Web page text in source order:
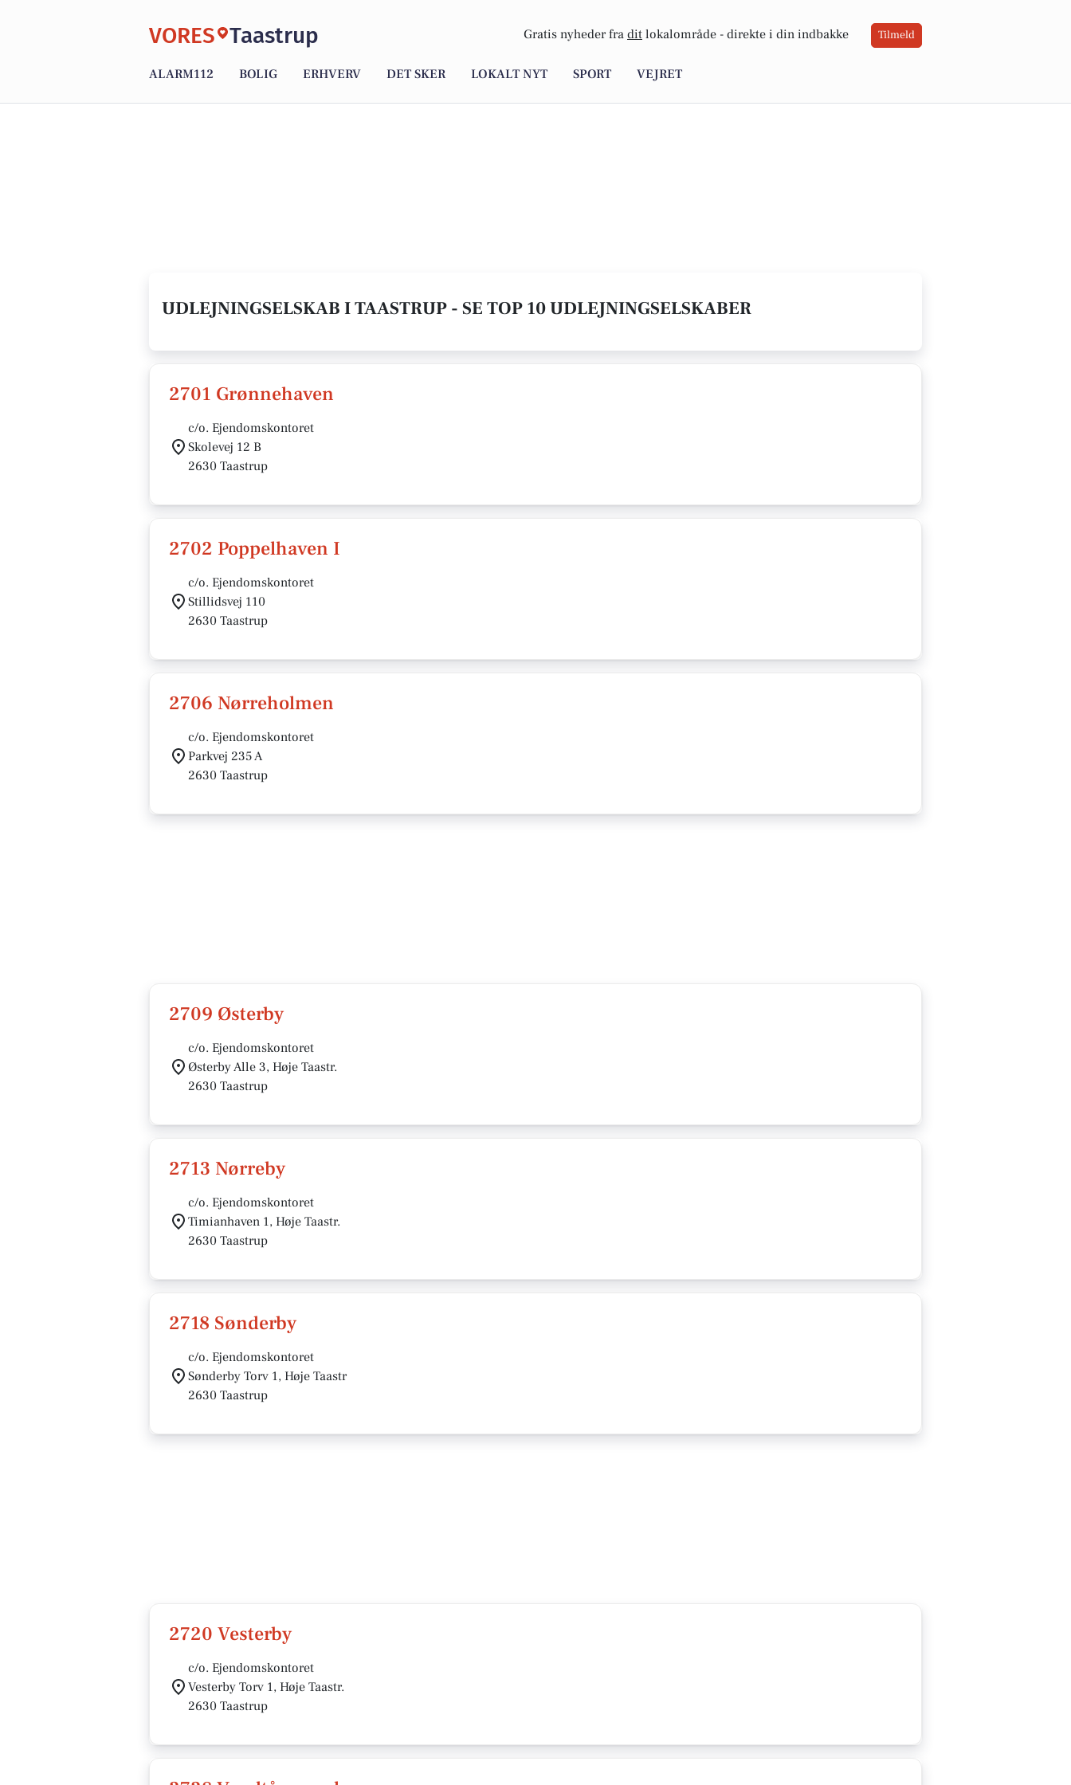
VORES Taastrup Gratis nyheder fra dit lokalområde - direkte i din indbakke Tilmeld
ALARM112 BOLIG ERHVERV DET SKER LOKALT NYT SPORT VEJRET
UDLEJNINGSELSKAB I TAASTRUP - SE TOP 10 UDLEJNINGSELSKABER
2701 Grønnehaven
c/o. Ejendomskontoret
Skolevej 12 B
2630 Taastrup
2702 Poppelhaven I
c/o. Ejendomskontoret
Stillidsvej 110
2630 Taastrup
2706 Nørreholmen
c/o. Ejendomskontoret
Parkvej 235 A
2630 Taastrup
2709 Østerby
c/o. Ejendomskontoret
Østerby Alle 3, Høje Taastr.
2630 Taastrup
2713 Nørreby
c/o. Ejendomskontoret
Timianhaven 1, Høje Taastr.
2630 Taastrup
2718 Sønderby
c/o. Ejendomskontoret
Sønderby Torv 1, Høje Taastr
2630 Taastrup
2720 Vesterby
c/o. Ejendomskontoret
Vesterby Torv 1, Høje Taastr.
2630 Taastrup